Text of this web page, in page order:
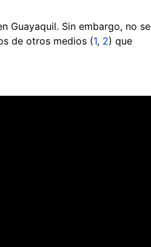
Guayaquil. Sin embargo, no se
de otros medios (1, 2) que